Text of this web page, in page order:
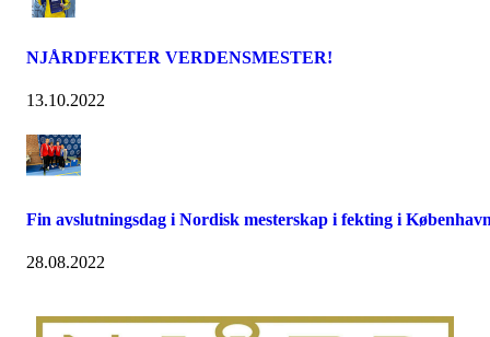
NJÅRDFEKTER VERDENSMESTER!
13.10.2022
Fin avslutningsdag i Nordisk mesterskap i fekting i
28.08.2022